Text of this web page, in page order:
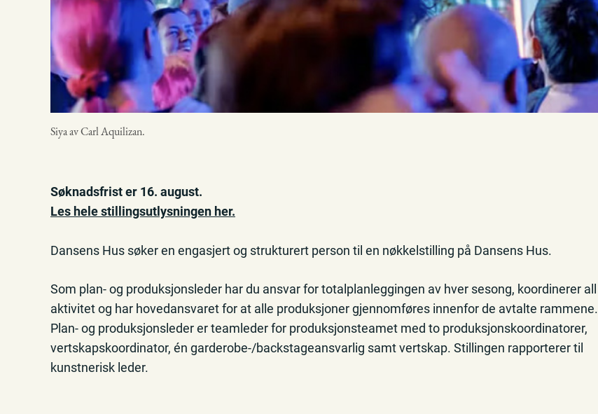
Siya av Carl Aquilizan.
Søknadsfrist er 16. august.
Les hele stillingsutlysningen her.
Dansens Hus søker en engasjert og strukturert person til en nøkkelstilling på Dansens Hus.
Som plan- og produksjonsleder har du ansvar for totalplanleggingen av hver sesong, koordinerer all
aktivitet og har hovedansvaret for at alle produksjoner gjennomføres innenfor de avtalte rammene.
Plan- og produksjonsleder er teamleder for produksjonsteamet med to produksjonskoordinatorer,
vertskapskoordinator, én garderobe-/backstageansvarlig samt vertskap. Stillingen rapporterer til
kunstnerisk leder.